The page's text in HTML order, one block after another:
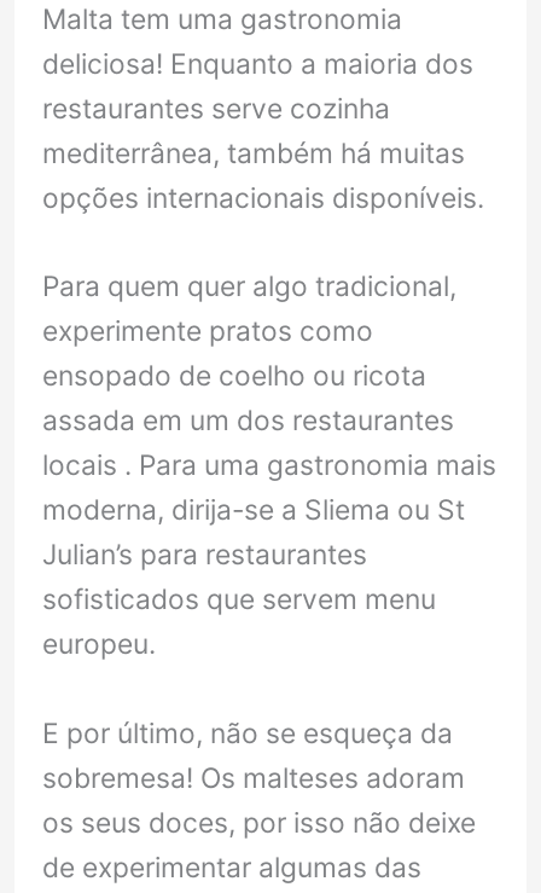
Malta tem uma gastronomia
deliciosa! Enquanto a maioria dos
restaurantes serve cozinha
mediterrânea, também há muitas
opções internacionais disponíveis.
Para quem quer algo tradicional,
experimente pratos como
ensopado de coelho ou ricota
assada em um dos restaurantes
locais . Para uma gastronomia mais
moderna, dirija-se a Sliema ou St
Julian’s para restaurantes
sofisticados que servem menu
europeu.
E por último, não se esqueça da
sobremesa! Os malteses adoram
os seus doces, por isso não deixe
de experimentar algumas das